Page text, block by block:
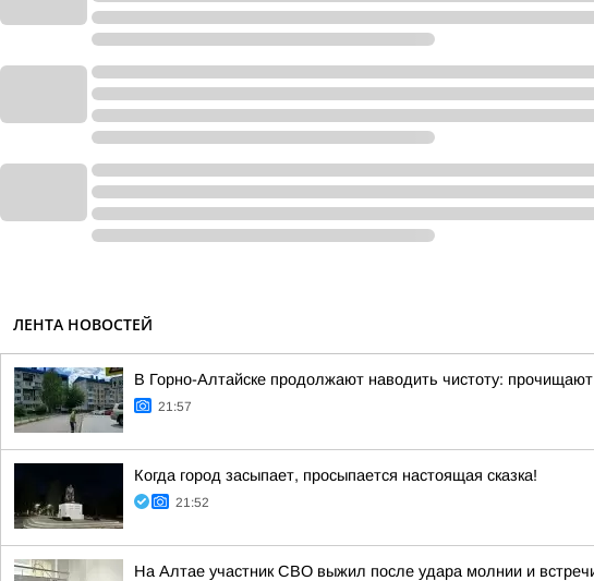
ЛЕНТА НОВОСТЕЙ
В Горно-Алтайске продолжают наводить чистоту:
21:57
Когда город засыпает, просыпается настоящая сказка!
21:52
На Алтае участник СВО выжил после удара молнии и